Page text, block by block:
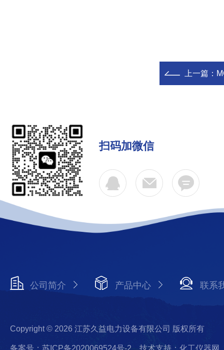
上一篇：
扫码加微信
公司简介 产品中心 联系
Copyright © 2026 江苏久益电力设备有限公司 版权所有
备案号：苏ICP备2020069524号-2 技术支持：化工仪器网